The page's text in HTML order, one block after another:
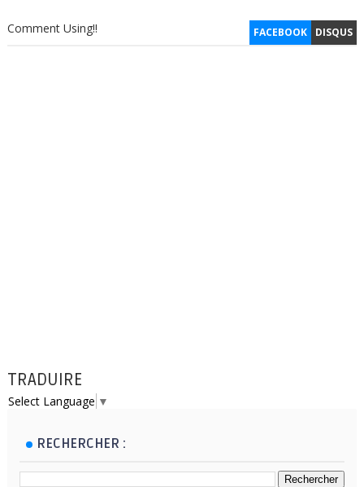
FACEBOOK DISQUS
Comment Using!!
TRADUIRE
Select Language ▼
RECHERCHER :